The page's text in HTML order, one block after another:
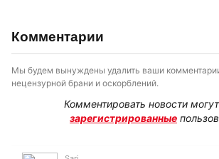
Комментарии
Мы будем вынуждены удалить ваши
нецензурной брани и оскорблений.
Комментировать новости
зарегистрированные